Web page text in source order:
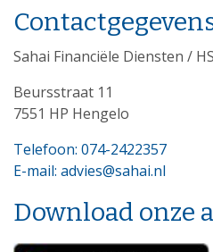
Sahai Financiële Diensten /
Beursstraat 11
7551 HP Hengelo
Telefoon: 074-2422357
E-mail: advies@sahai.nl
Download onze